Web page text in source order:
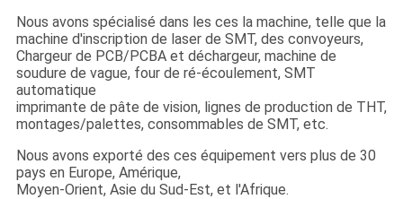
Nous avons spécialisé dans les ces la machine, telle que la
machine d'inscription de laser de SMT, des convoyeurs,
Chargeur de PCB/PCBA et déchargeur, machine de
soudure de vague, four de ré-écoulement, SMT
automatique
imprimante de pâte de vision, lignes de production de THT,
montages/palettes, consommables de SMT, etc.
Nous avons exporté des ces équipement vers plus de 30
pays en Europe, Amérique,
Moyen-Orient, Asie du Sud-Est, et l'Afrique.